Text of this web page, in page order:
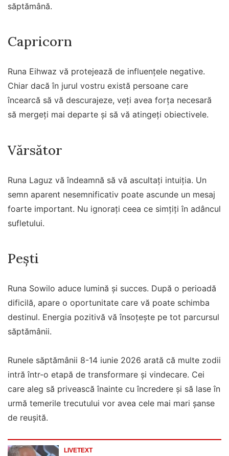
săptămână.
Capricorn
Runa Eihwaz vă protejează de influențele negative.
Chiar dacă în jurul vostru există persoane care
încearcă să vă descurajeze, veți avea forța necesară
să mergeți mai departe și să vă atingeți obiectivele.
Vărsător
Runa Laguz vă îndeamnă să vă ascultați intuiția. Un
semn aparent nesemnificativ poate ascunde un mesaj
foarte important. Nu ignorați ceea ce simțiți în adâncul
sufletului.
Pești
Runa Sowilo aduce lumină și succes. După o perioadă
dificilă, apare o oportunitate care vă poate schimba
destinul. Energia pozitivă vă însoțește pe tot parcursul
săptămânii.
Runele săptămânii 8-14 iunie 2026 arată că multe zodii
intră într-o etapă de transformare și vindecare. Cei
care aleg să privească înainte cu încredere și să lase în
urmă temerile trecutului vor avea cele mai mari șanse
de reușită.
LIVETEXT